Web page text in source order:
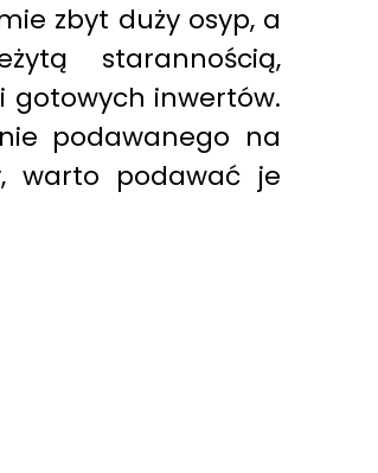
zbyt duży osyp, a
starannością,
gotowych inwertów.
podawanego na
warto podawać je